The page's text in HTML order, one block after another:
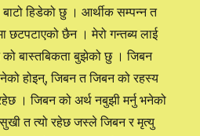
हिडेको छु । आर्थीक सम्पन्न त
छटपटाएको छैन । मेरो गन्तब्य लाई
बास्तबिकता बुझेको छु । जिबन
होइन्, जिबन त जिबन को रहस्य
। जिबन को अर्थ नबुझी मर्नु भनेको
त त्यो रहेछ जस्ले जिबन र मृत्यु